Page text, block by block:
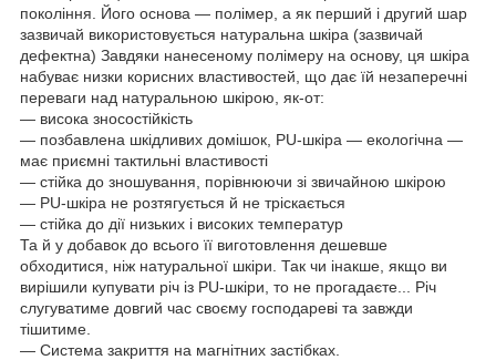
покоління. Його основа — полімер, а як перший і другий шар
зазвичай використовується натуральна шкіра (зазвичай
дефектна) Завдяки нанесеному полімеру на основу, ця шкіра
набуває низки корисних властивостей, що дає їй незаперечні
переваги над натуральною шкірою, як-от:
— висока зносостійкість
— позбавлена шкідливих домішок, PU-шкіра — екологічна —
має приємні тактильні властивості
— стійка до зношування, порівнюючи зі звичайною шкірою
— PU-шкіра не розтягується й не тріскається
— стійка до дії низьких і високих температур
Та й у добавок до всього її виготовлення дешевше
обходитися, ніж натуральної шкіри. Так чи інакше, якщо ви
вирішили купувати річ із PU-шкіри, то не прогадаєте... Річ
слугуватиме довгий час своєму господареві та завжди
тішитиме.
― Система закриття на магнітних застібках.